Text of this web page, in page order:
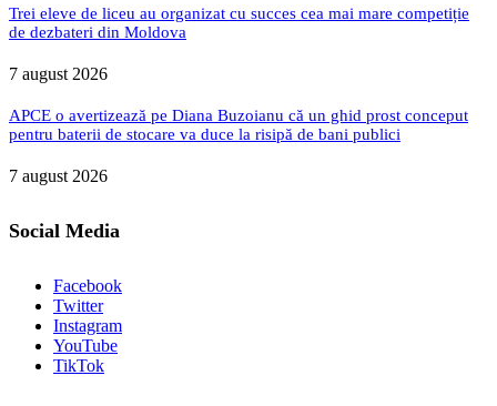
Trei eleve de liceu au organizat cu succes cea mai mare competiție
de dezbateri din Moldova
7 august 2026
APCE o avertizează pe Diana Buzoianu că un ghid prost conceput
pentru baterii de stocare va duce la risipă de bani publici
7 august 2026
Social Media
Facebook
Twitter
Instagram
YouTube
TikTok